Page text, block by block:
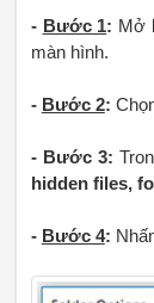
- Bước 1: Mở
màn hình.
- Bước 2:
- Bước 3:
hidden files,
- Bước 4: